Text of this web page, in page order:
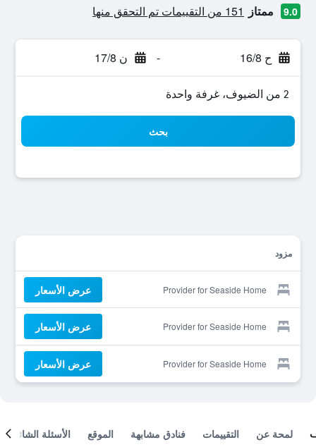
9.0 ممتاز 151 من التقييمات تم التحقق منها
ح 16/8 - ن 17/8
2 من الضيوف، غرفة واحدة
بحث
مزود
Provider for Seaside Home عرض الأسعار
Provider for Seaside Home عرض الأسعار
Provider for Seaside Home عرض الأسعار
لمحة عن التقييمات فنادق مشابهة الموقع الأسئلة الشائعة